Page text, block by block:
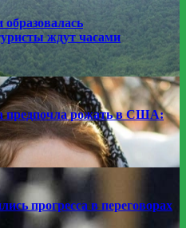
ждут часами
предпочла рожать в США:
прогресса в переговорах